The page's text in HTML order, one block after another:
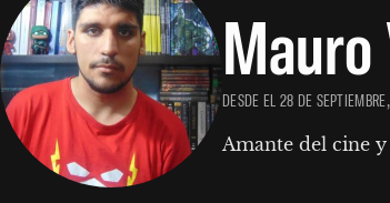
DESDE EL 28 DE
Amante del cine